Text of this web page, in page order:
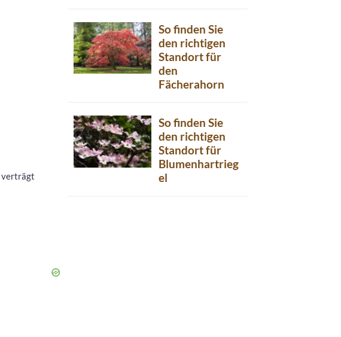
verträgt
So finden Sie
den richtigen
Standort für
den
Fächerahorn
So finden Sie
den richtigen
Standort für
Blumenhartrieg
el